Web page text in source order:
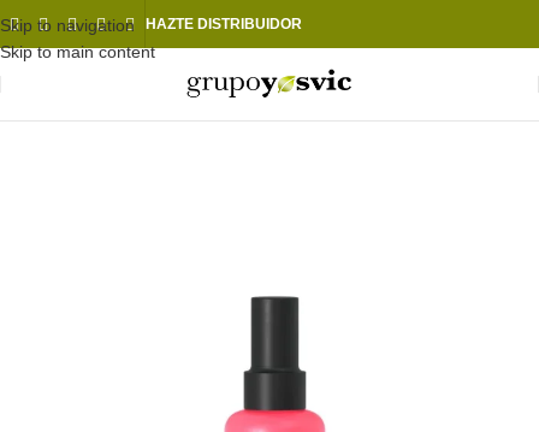
Skip to navigation
Skip to main content
HAZTE DISTRIBUIDOR